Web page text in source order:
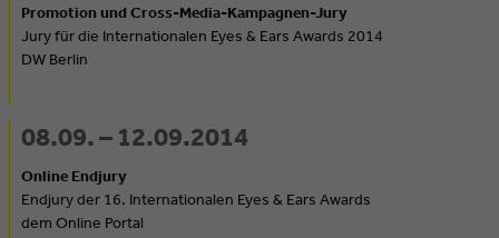
Promotion und Cross-Media-Kampagnen-Jury
Jury für die Internationalen Eyes & Ears Awards 2014
DW Berlin
08.09. – 12.09.2014
Online Endjury
Endjury der 16. Internationalen Eyes & Ears Awards
dem Online Portal